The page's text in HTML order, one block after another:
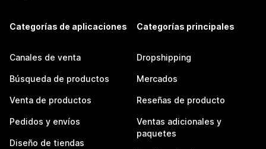
Categorías de aplicaciones
Canales de venta
Búsqueda de productos
Venta de productos
Pedidos y envíos
Diseño de tiendas
Categorías principales
Dropshipping
Mercados
Reseñas de producto
Ventas adicionales y
paquetes